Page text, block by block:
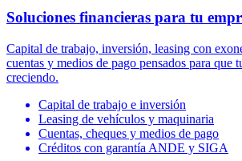
Soluciones financieras para tu
Capital de trabajo, inversión, leasing con
cuentas y medios de pago pensados para que
creciendo.
Capital de trabajo e inversión
Leasing de vehículos y maquinaria
Cuentas, cheques y medios de pago
Créditos con garantía ANDE y SIGA